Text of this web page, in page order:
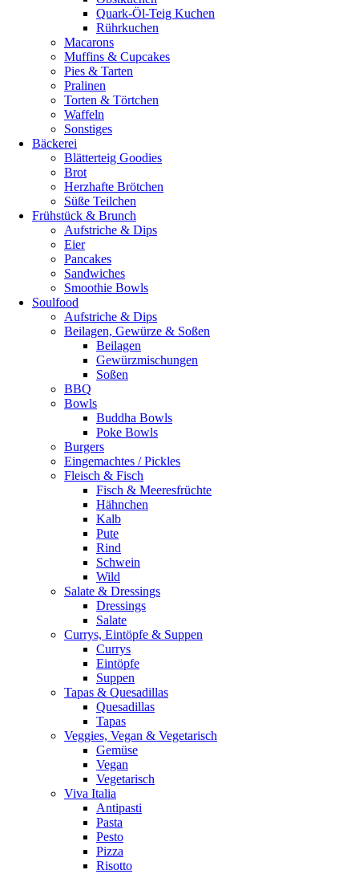
Quark-Öl-Teig Kuchen
Rührkuchen
Macarons
Muffins & Cupcakes
Pies & Tarten
Pralinen
Torten & Törtchen
Waffeln
Sonstiges
Bäckerei
Blätterteig Goodies
Brot
Herzhafte Brötchen
Süße Teilchen
Frühstück & Brunch
Aufstriche & Dips
Eier
Pancakes
Sandwiches
Smoothie Bowls
Soulfood
Aufstriche & Dips
Beilagen, Gewürze & Soßen
Beilagen
Gewürzmischungen
Soßen
BBQ
Bowls
Buddha Bowls
Poke Bowls
Burgers
Eingemachtes / Pickles
Fleisch & Fisch
Fisch & Meeresfrüchte
Hähnchen
Kalb
Pute
Rind
Schwein
Wild
Salate & Dressings
Dressings
Salate
Currys, Eintöpfe & Suppen
Currys
Eintöpfe
Suppen
Tapas & Quesadillas
Quesadillas
Tapas
Veggies, Vegan & Vegetarisch
Gemüse
Vegan
Vegetarisch
Viva Italia
Antipasti
Pasta
Pesto
Pizza
Risotto